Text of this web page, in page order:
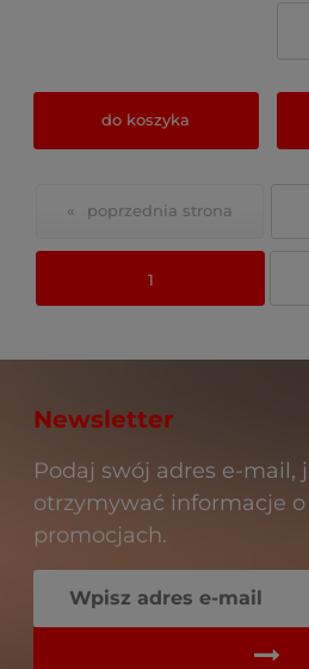
do koszyka
«
1
Newsletter
Podaj swój adres e-mail,
otrzymywać informacje
promocjach.